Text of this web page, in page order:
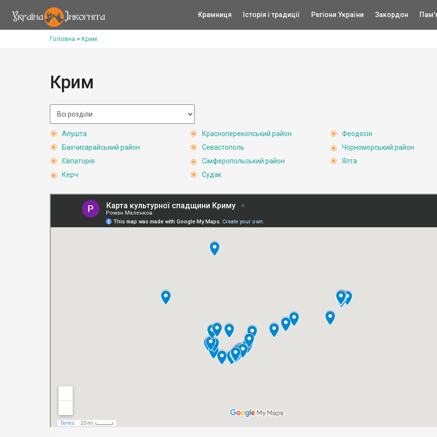
Крамниця Історія і традиції Регіони України Закордон
Головна > Крим
Крим
Алушта
Бахчисарайський район
Євпаторія
Керч
Красноперекопський район
Севастополь
Сімферопольський район
Судак
Феодосія
Чорноморський район
Ялта